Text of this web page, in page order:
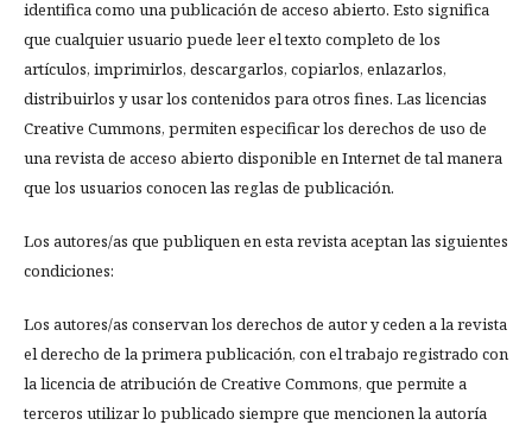
identifica como una publicación de acceso abierto. Esto significa
que cualquier usuario puede leer el texto completo de los
artículos, imprimirlos, descargarlos, copiarlos, enlazarlos,
distribuirlos y usar los contenidos para otros fines. Las licencias
Creative Cummons, permiten especificar los derechos de uso de
una revista de acceso abierto disponible en Internet de tal manera
que los usuarios conocen las reglas de publicación.
Los autores/as que publiquen en esta revista aceptan las siguientes
condiciones:
Los autores/as conservan los derechos de autor y ceden a la revista
el derecho de la primera publicación, con el trabajo registrado con
la licencia de atribución de Creative Commons, que permite a
terceros utilizar lo publicado siempre que mencionen la autoría